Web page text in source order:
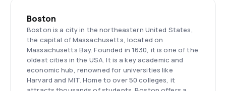
Boston
Boston is a city in the northeastern United States,
the capital of Massachusetts, located on
Massachusetts Bay. Founded in 1630, it is one of the
oldest cities in the USA. It is a key academic and
economic hub, renowned for universities like
Harvard and MIT. Home to over 50 colleges, it